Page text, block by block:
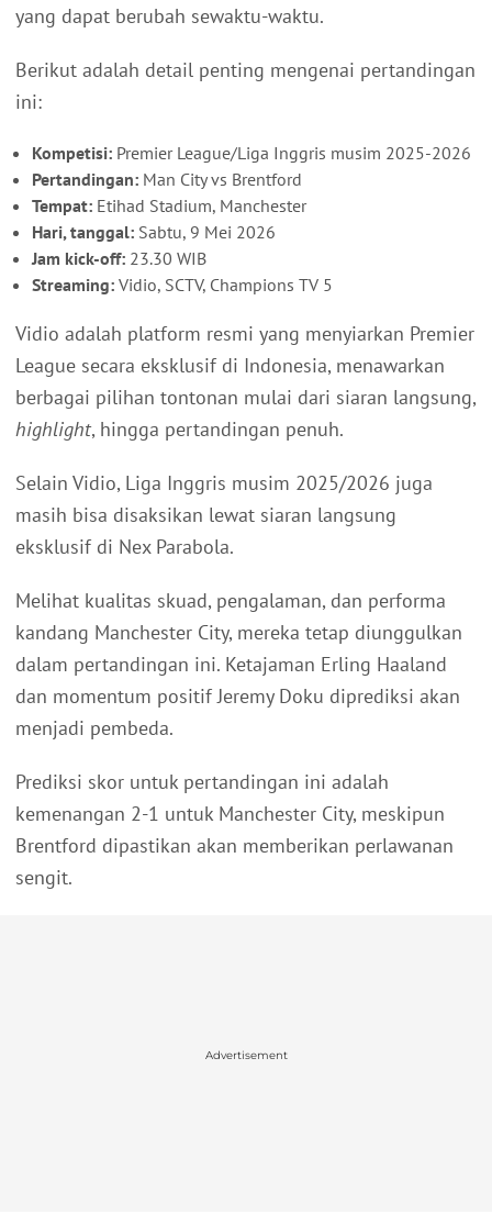
yang dapat berubah sewaktu-waktu.
Berikut adalah detail penting mengenai pertandingan
ini:
Kompetisi: Premier League/Liga Inggris musim 2025-2026
Pertandingan: Man City vs Brentford
Tempat: Etihad Stadium, Manchester
Hari, tanggal: Sabtu, 9 Mei 2026
Jam kick-off: 23.30 WIB
Streaming: Vidio, SCTV, Champions TV 5
Vidio adalah platform resmi yang menyiarkan Premier
League secara eksklusif di Indonesia, menawarkan
berbagai pilihan tontonan mulai dari siaran langsung,
highlight, hingga pertandingan penuh.
Selain Vidio, Liga Inggris musim 2025/2026 juga
masih bisa disaksikan lewat siaran langsung
eksklusif di Nex Parabola.
Melihat kualitas skuad, pengalaman, dan performa
kandang Manchester City, mereka tetap diunggulkan
dalam pertandingan ini. Ketajaman Erling Haaland
dan momentum positif Jeremy Doku diprediksi akan
menjadi pembeda.
Prediksi skor untuk pertandingan ini adalah
kemenangan 2-1 untuk Manchester City, meskipun
Brentford dipastikan akan memberikan perlawanan
sengit.
Advertisement